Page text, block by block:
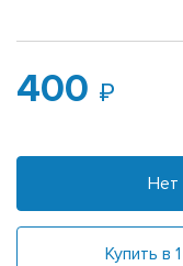
400
Нет
Купить в